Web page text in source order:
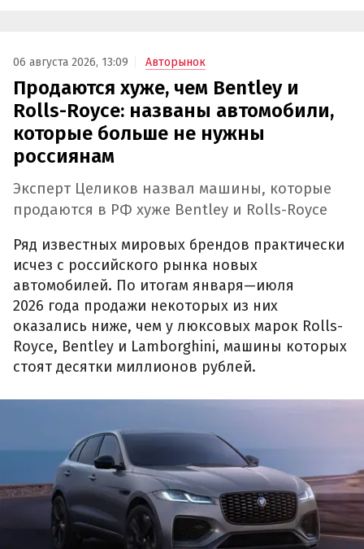
06 августа 2026, 13:09 Авторынок
Продаются хуже, чем Bentley и
Rolls-Royce: названы автомобили,
которые больше не нужны
россиянам
Эксперт Целиков назвал машины, которые
продаются в РФ хуже Bentley и Rolls-Royce
Ряд известных мировых брендов практически
исчез с российского рынка новых
автомобилей. По итогам января—июля
2026 года продажи некоторых из них
оказались ниже, чем у люксовых марок Rolls-
Royce, Bentley и Lamborghini, машины которых
стоят десятки миллионов рублей.